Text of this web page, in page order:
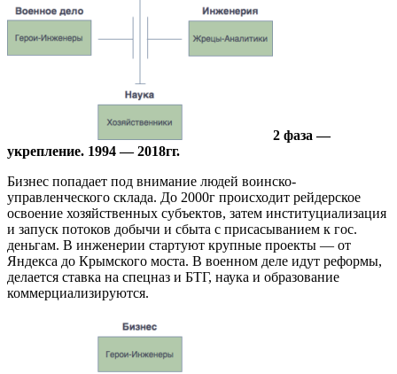
2 фаза —
укрепление. 1994 — 2018гг.
Бизнес попадает под внимание людей воинско-
управленческого склада. До 2000г происходит рейдерское
освоение хозяйственных субъектов, затем институциализация
и запуск потоков добычи и сбыта с присасыванием к гос.
деньгам. В инженерии стартуют крупные проекты — от
Яндекса до Крымского моста. В военном деле идут реформы,
делается ставка на спецназ и БТГ, наука и образование
коммерциализируются.